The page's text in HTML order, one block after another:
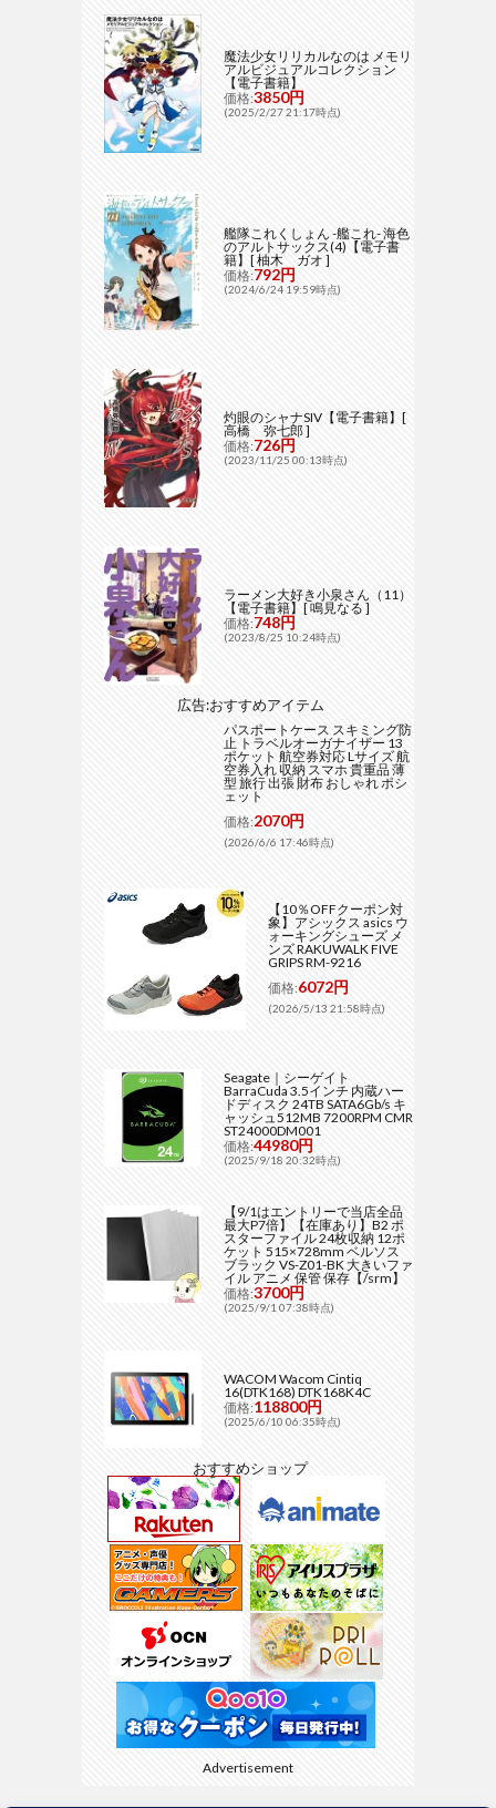
魔法少女リリカルなのは メモリ
アルビジュアルコレクション
【電子書籍】
価格:3850円
(2025/2/27 21:17時点)
艦隊これくしょん -艦これ- 海色
のアルトサックス(4)【電子書
籍】[ 柚木 ガオ ]
価格:792円
(2024/6/24 19:59時点)
灼眼のシャナSIV【電子書籍】[
高橋 弥七郎 ]
価格:726円
(2023/11/25 00:13時点)
ラーメン大好き小泉さん（11）
【電子書籍】[ 鳴見なる ]
価格:748円
(2023/8/25 10:24時点)
広告:おすすめアイテム
パスポートケース スキミング防
止 トラベルオーガナイザー 13
ポケット 航空券対応 Lサイズ 航
空券入れ 収納 スマホ 貴重品 薄
型 旅行 出張 財布 おしゃれ ポシ
ェット
価格:2070円
(2026/6/6 17:46時点)
【10％OFFクーポン対
象】アシックス asics ウ
ォーキングシューズ メ
ンズ RAKUWALK FIVE
GRIPS RM-9216
価格:6072円
(2026/5/13 21:58時点)
Seagate｜シーゲイト
BarraCuda 3.5インチ 内蔵ハー
ドディスク 24TB SATA6Gb/s キ
ャッシュ512MB 7200RPM CMR
ST24000DM001
価格:44980円
(2025/9/18 20:32時点)
【9/1はエントリーで当店全品
最大P7倍】【在庫あり】B2 ポ
スターファイル 24枚収納 12ポ
ケット 515×728mm ベルソス
ブラック VS-Z01-BK 大きいファ
イル アニメ 保管 保存【/srm】
価格:3700円
(2025/9/1 07:38時点)
WACOM Wacom Cintiq
16(DTK168) DTK168K4C
価格:118800円
(2025/6/10 06:35時点)
おすすめショップ
Advertisement